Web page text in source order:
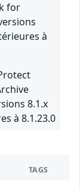
for
à
8.1.x
à 8.1.23.0
TAGS